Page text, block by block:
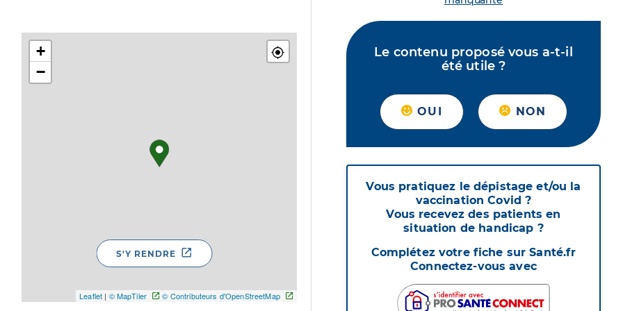
+
−
Leaflet | © MapTiler © Contributeurs d'OpenStreetMap
S'Y RENDRE
Le contenu proposé vous a-t-il
été utile ?
OUI NON
Vous pratiquez le dépistage et/ou la
vaccination Covid ?
Vous recevez des patients en
situation de handicap ?
Complétez votre fiche sur Santé.fr
Connectez-vous avec